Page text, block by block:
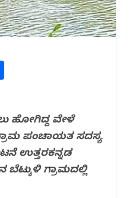
ar
eಹೋಗಿದ್ದ ವೇಳೆ‌
ಪಂಚಾಯತ ಸದಸ್ಯ
ಉತ್ತರಕನ್ನಡ
ಗ್ರಾಮದಲ್ಲಿ